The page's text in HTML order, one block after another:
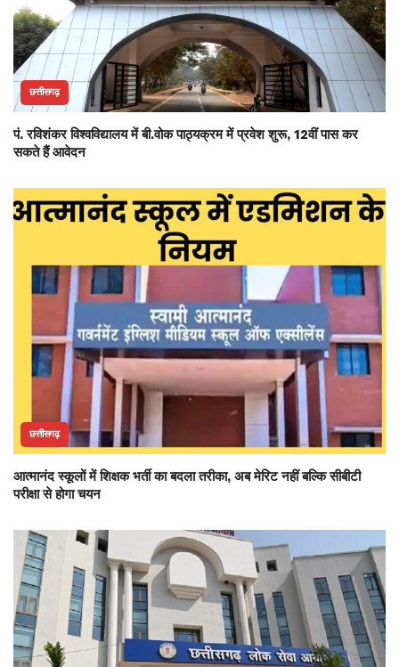
छत्तीसगढ़
पं. रविशंकर विश्वविद्यालय में बी.वोक पाठ्यक्रम में प्रवेश शुरू, 12वीं पास कर
सकते हैं आवेदन
छत्तीसगढ़
आत्मानंद स्कूलों में शिक्षक भर्ती का बदला तरीका, अब मेरिट नहीं बल्कि सीबीटी
परीक्षा से होगा चयन